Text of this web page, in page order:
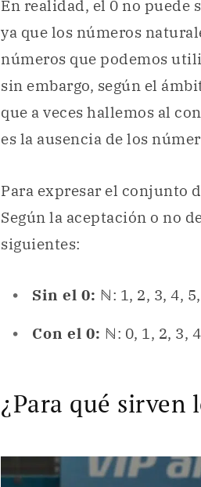
En realidad, el 0 no
ya que los números
números que podemos
sin embargo, según el
que a veces hallemos al
es la ausencia de los
Para expresar el conjunto
Según la aceptación o no
siguientes:
Sin el 0: ℕ: 1, 2, 3, 4,
Con el 0: ℕ: 0, 1, 2, 3,
¿Para qué sirven